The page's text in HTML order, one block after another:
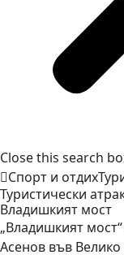
Close this search
Спорт и отдих
Туристически
Владишкият мост
„Владишкият
Асенов във